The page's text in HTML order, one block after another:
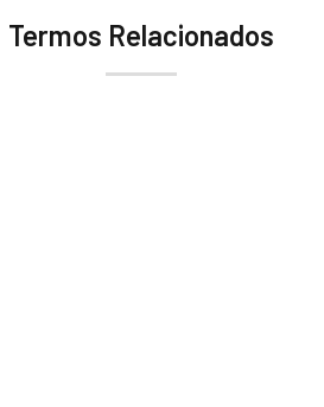
Termos Relacionados